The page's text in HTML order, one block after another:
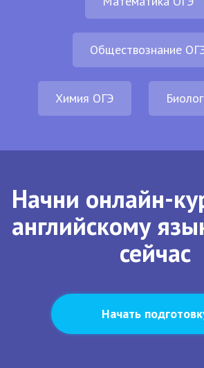
Обществознание
Химия ОГЭ
Начни онлайн-
английскому
сейчас
Начать